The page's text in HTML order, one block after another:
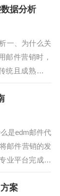
广的重要手
据分析
一、为什么关
邮件营销时，
统且成熟的营
其效果是否依
个问题，本文
是edm邮件代
邮件营销的发
业平台完成邮
的普及，越来
、edm邮件代
案